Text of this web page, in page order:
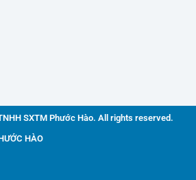
SXTM Phước Hào. All rights reserved.
HÀO